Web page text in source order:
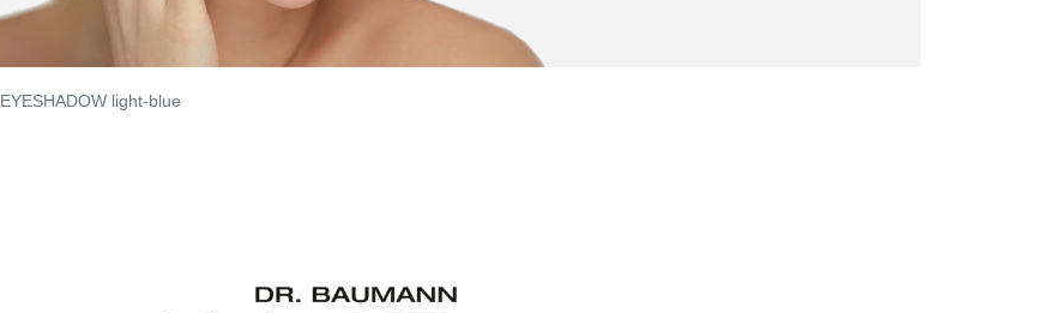
EYESHADOW light-blue